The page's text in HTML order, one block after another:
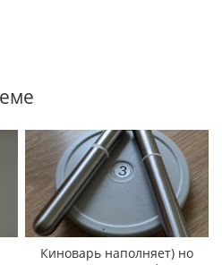
Киноварь наполняет) но